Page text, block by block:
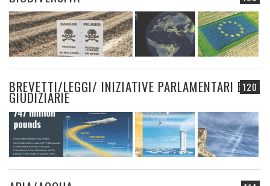
120
BREVETTI/LEGGI/ INIZIATIVE PARLAMENTARI E
GIUDIZIARIE